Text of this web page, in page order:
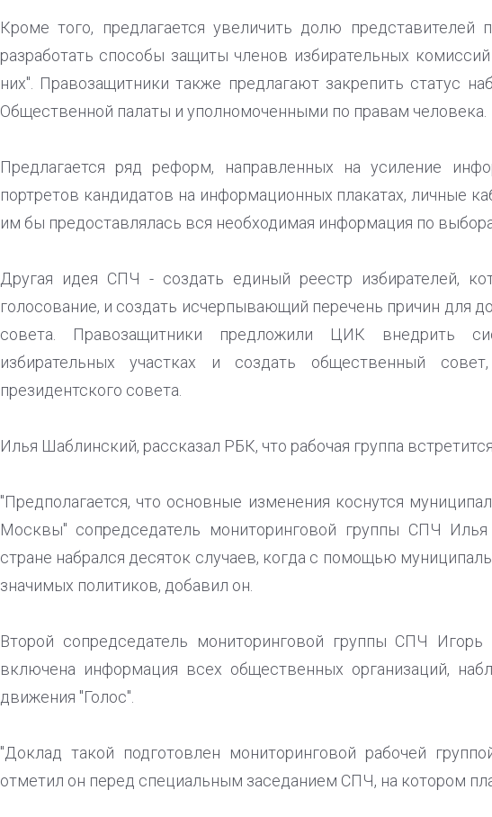
Кроме того, предлагается увеличить долю представителей
разработать способы защиты членов избирательных
них". Правозащитники также предлагают закрепить статус
Общественной палаты и уполномоченными по правам человека.
Предлагается ряд реформ, направленных на усиление
портретов кандидатов на информационных плакатах, личные
им бы предоставлялась вся необходимая информация по
Другая идея СПЧ - создать единый реестр избирателей,
голосование, и создать исчерпывающий перечень причин для
совета. Правозащитники предложили ЦИК внедрить
избирательных участках и создать общественный
президентского совета.
Илья Шаблинский, рассказал РБК, что рабочая группа
"Предполагается, что основные изменения коснутся
Москвы" сопредседатель мониторинговой группы СПЧ
стране набрался десяток случаев, когда с помощью
значимых политиков, добавил он.
Второй сопредседатель мониторинговой группы СПЧ
включена информация всех общественных организаций,
движения "Голос".
"Доклад такой подготовлен мониторинговой рабочей
отметил он перед специальным заседанием СПЧ, на котором